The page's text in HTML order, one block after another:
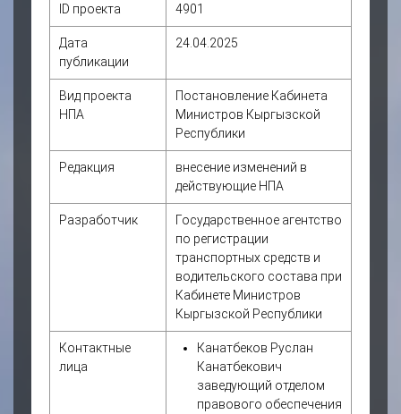
ID проекта 4901
Дата
публикации
24.04.2025
Вид проекта
НПА
Постановление Кабинета
Министров Кыргызской
Республики
Редакция
внесение изменений в
действующие НПА
Разработчик
Государственное агентство
по регистрации
транспортных средств и
водительского состава при
Кабинете Министров
Кыргызской Республики
Контактные
лица
Канатбеков Руслан
Канатбекович
заведующий отделом
правового обеспечения